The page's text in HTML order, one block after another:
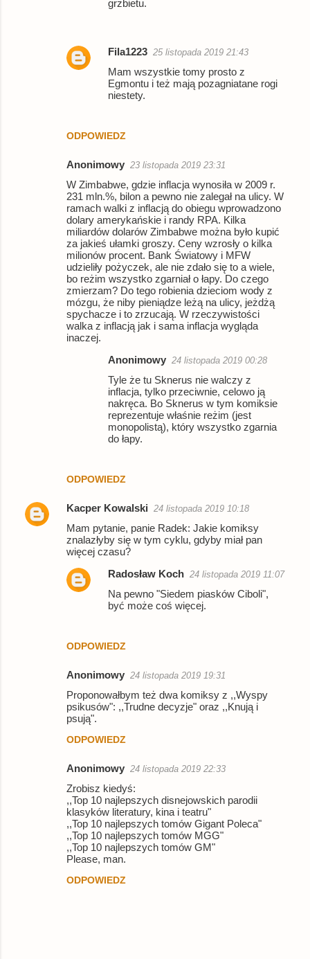
ODPOWIEDZ
grzbietu.
Fila1223 25 listopada 2019 21:43
Mam wszystkie tomy prosto z
Egmontu i też mają pozagniatane rogi
niestety.
Anonimowy 23 listopada 2019 23:31
W Zimbabwe, gdzie inflacja wynosiła w 2009 r.
231 mln.%, bilon a pewno nie zalegał na ulicy. W
ramach walki z inflacją do obiegu wprowadzono
dolary amerykańskie i randy RPA. Kilka
miliardów dolarów Zimbabwe można było kupić
za jakieś ułamki groszy. Ceny wzrosły o kilka
milionów procent. Bank Światowy i MFW
udzieliły pożyczek, ale nie zdało się to a wiele,
bo reżim wszystko zgarniał o łapy. Do czego
zmierzam? Do tego robienia dzieciom wody z
mózgu, że niby pieniądze leżą na ulicy, jeżdżą
spychacze i to zrzucają. W rzeczywistości
walka z inflacją jak i sama inflacja wygląda
inaczej.
ODPOWIEDZ
Anonimowy 24 listopada 2019 00:28
Tyle że tu Sknerus nie walczy z
inflacja, tylko przeciwnie, celowo ją
nakręca. Bo Sknerus w tym komiksie
reprezentuje właśnie reżim (jest
monopolistą), który wszystko zgarnia
do łapy.
Kacper Kowalski 24 listopada 2019 10:18
Mam pytanie, panie Radek: Jakie komiksy
znalazłyby się w tym cyklu, gdyby miał pan
więcej czasu?
ODPOWIEDZ
Radosław Koch 24 listopada 2019 11:07
Na pewno "Siedem piasków Ciboli",
być może coś więcej.
Anonimowy 24 listopada 2019 19:31
Proponowałbym też dwa komiksy z ,,Wyspy
psikusów": ,,Trudne decyzje" oraz ,,Knują i
psują".
ODPOWIEDZ
Anonimowy 24 listopada 2019 22:33
Zrobisz kiedyś:
,,Top 10 najlepszych disnejowskich parodii
klasyków literatury, kina i teatru"
,,Top 10 najlepszych tomów Gigant Poleca"
,,Top 10 najlepszych tomów MGG"
,,Top 10 najlepszych tomów GM"
Please, man.
ODPOWIEDZ